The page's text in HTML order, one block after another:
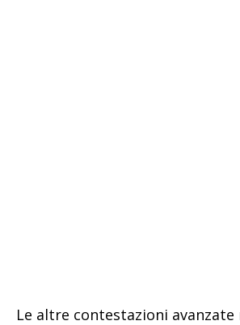
Le altre contestazioni